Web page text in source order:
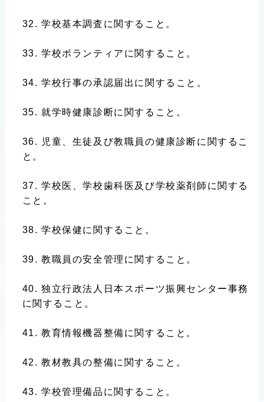
学校基本調査に関すること。
学校ボランティアに関すること。
学校行事の承認届出に関すること。
就学時健康診断に関すること。
児童、生徒及び教職員の健康診断に関するこ
と。
学校医、学校歯科医及び学校薬剤師に関する
こと。
学校保健に関すること。
教職員の安全管理に関すること。
独立行政法人日本スポーツ振興センター事務
に関すること。
教育情報機器整備に関すること。
教材教具の整備に関すること。
学校管理備品に関すること。